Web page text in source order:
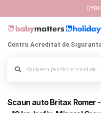
Italbaby Collections
Centru Acreditat de
Scaun auto Britax Romer